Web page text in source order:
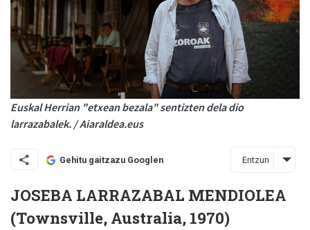
Euskal Herrian "etxean bezala" sentizten dela dio
larrazabalek. / Aiaraldea.eus
Gehitu gaitzazu Googlen Entzun
JOSEBA LARRAZABAL MENDIOLEA
(Townsville, Australia, 1970)